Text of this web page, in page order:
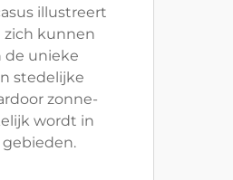
illustreert
zich kunnen
de unieke
stedelijke
zonne-
wordt in